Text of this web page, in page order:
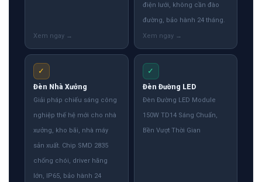
điện lưới, không cần đào
đường, bảo hành 24 tháng.
✓
Đèn Nhà Xưởng
Giải pháp chiếu sáng công
nghiệp thế hệ mới cho nhà
xưởng, kho bãi, nhà máy
sản xuất. Chip SMD 2835
chống chói, driver hãng
lớn, IP65, bảo hành 24
✓
Đèn Đường LED
Đèn Đường LED Module
150W TD14 Sáng Chuẩn,
Bền Vượt Thời Gian